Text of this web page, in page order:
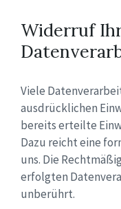
Widerruf
Viele
ausdrücklichen
bereits erteilte
Dazu reicht eine
uns. Die
erfolgten
unberührt.